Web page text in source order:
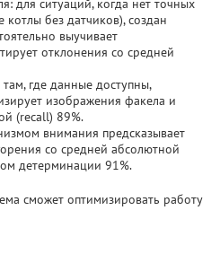
для ситуаций, когда нет точных
без датчиков), создан
выучивает
отклонения со средней
где данные доступны,
изображения факела и
(recall) 89%.
внимания предсказывает
со средней абсолютной
детерминации 91%.
сможет оптимизировать работу